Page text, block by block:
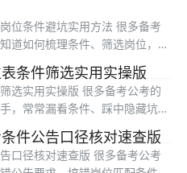
位条件避坑实用方法 很多备考
道如何梳理条件、筛选岗位，很
文是粉笔整理的实用选岗进阶指
，内容涵盖初筛岗位的前置准
条件筛选实用实操版
选实用实操版 很多备考公考的
，常常漏看条件、踩中隐藏坑
是粉笔推出的公考选岗实操指
，从梳理自身条件、逐层筛选岗
件公告口径核对速查版
口径核对速查版 很多备考公考